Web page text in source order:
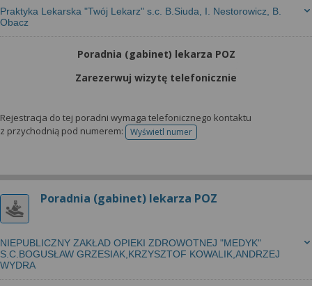
Praktyka Lekarska "Twój Lekarz" s.c. B.Siuda, I. Nestorowicz, B.
Obacz
Poradnia (gabinet) lekarza POZ
Zarezerwuj wizytę telefonicznie
Rejestracja do tej poradni wymaga telefonicznego kontaktu
z przychodnią pod numerem:
Wyświetl numertelefonu do rejestracji
Poradnia (gabinet) lekarza POZ
NIEPUBLICZNY ZAKŁAD OPIEKI ZDROWOTNEJ "MEDYK"
S.C.BOGUSŁAW GRZESIAK,KRZYSZTOF KOWALIK,ANDRZEJ
WYDRA